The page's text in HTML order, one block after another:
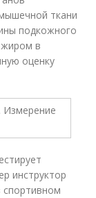
ткани
подкожного
в
оценку
инструктор